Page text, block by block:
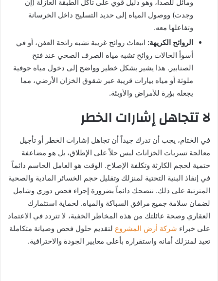
ومائل للصدأ، وهو دليل قوي على تآكل الطبقة العازلة (إن
وجدت) ووصول المياه إلى حديد التسليح داخل الخرسانة
وتفاعلها معه.
الروائح الكريهة: انبعاث روائح غريبة تشبه رائحة العفن، أو في
أسوأ الحالات روائح تشبه مياه الصرف الصحي عند فتح
الصنابير. هذا يشير بشكل خطير وواضح إلى دخول مياه جوفية
ملوثة أو مياه بيارات قريبة عبر شقوق الخزان الأرضي، مما
يجعله بؤرة للأمراض والأوبئة.
لا تتجاهل إشارات الخطر
في الختام، يجب أن تدرك جيداً أن تجاهل إشارات الخطر أو تأجيل
معالجة تسربات الخزانات ليس حلاً على الإطلاق، بل هو مضاعفة
حتمية لحجم الكارثة وتكلفة الإصلاح. الوقت هو العامل الحاسم دائماً
في إنقاذ البنية التحتية لمنزلك وتقليل حجم الخسائر المادية والصحية
المترتبة على ذلك. ننصحك دائماً بضرورة إجراء فحص دوري وشامل
لضمان سلامة جميع مرافق السباكة والمياه. لحماية استثمارك
العقاري وصحة عائلتك من هذه المخاطر الخفية، لا تتردد في الاعتماد
على خبراء شركة أرض المشروع لتقديم حلول فحص وصيانة متكاملة
تعيد لمنزلك أمانه واستقراره بأعلى معايير الجودة والاحترافية.